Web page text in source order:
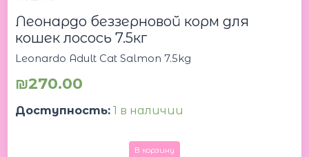
Леонардо беззерновой корм для
кошек лосось 7.5кг
Leonardo Adult Cat Salmon 7.5kg
₪270.00
Доступность: 1 в наличии
Salmon
7.5kg
беззерновой
лосось
В корзину